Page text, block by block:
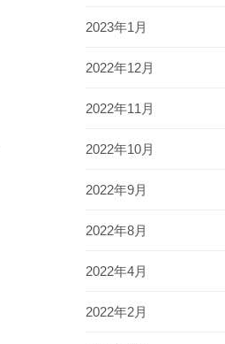
2023年1月
2022年12月
2022年11月
2022年10月
2022年9月
2022年8月
2022年4月
2022年2月